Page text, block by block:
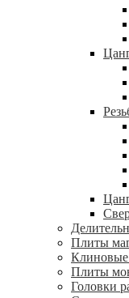
Плиты
Плиты
Головки